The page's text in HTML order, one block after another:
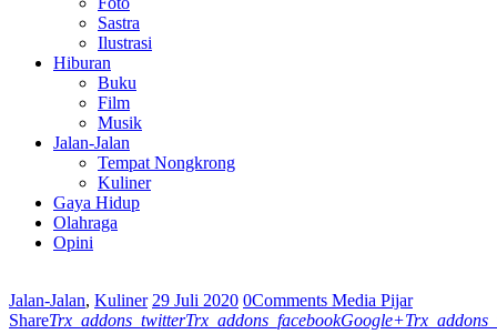
Sastra
Ilustrasi
Hiburan
Buku
Film
Musik
Jalan-Jalan
Tempat Nongkrong
Kuliner
Gaya Hidup
Olahraga
Opini
Jalan-Jalan, Kuliner 29 Juli 2020 0Comments Media Pijar
ShareTrx_addons_twitterTrx_addons_facebookGoogle+